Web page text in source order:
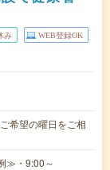
み WEB登録OK
希望の曜日をご相
≫・9:00～